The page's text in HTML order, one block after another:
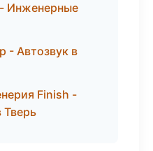
Инженерные
- Автозвук в
Finish -
Тверь